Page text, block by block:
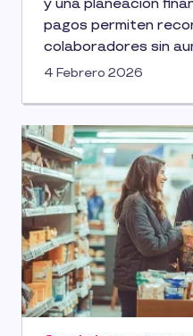
y una planeación
pagos permiten
colaboradores sin
relacionados con las
La legislación
una clara diferencia
no salariales.
empresas a cumplir
aprovechar
más flexibles.
4 Febrero 2026